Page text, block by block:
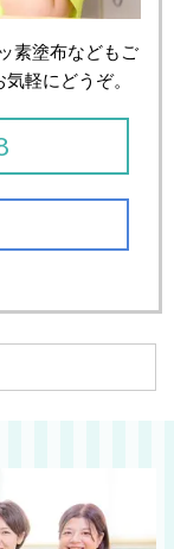
素塗布などもご
軽にどうぞ。